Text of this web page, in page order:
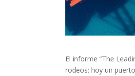
El informe “The
rodeos: hoy un